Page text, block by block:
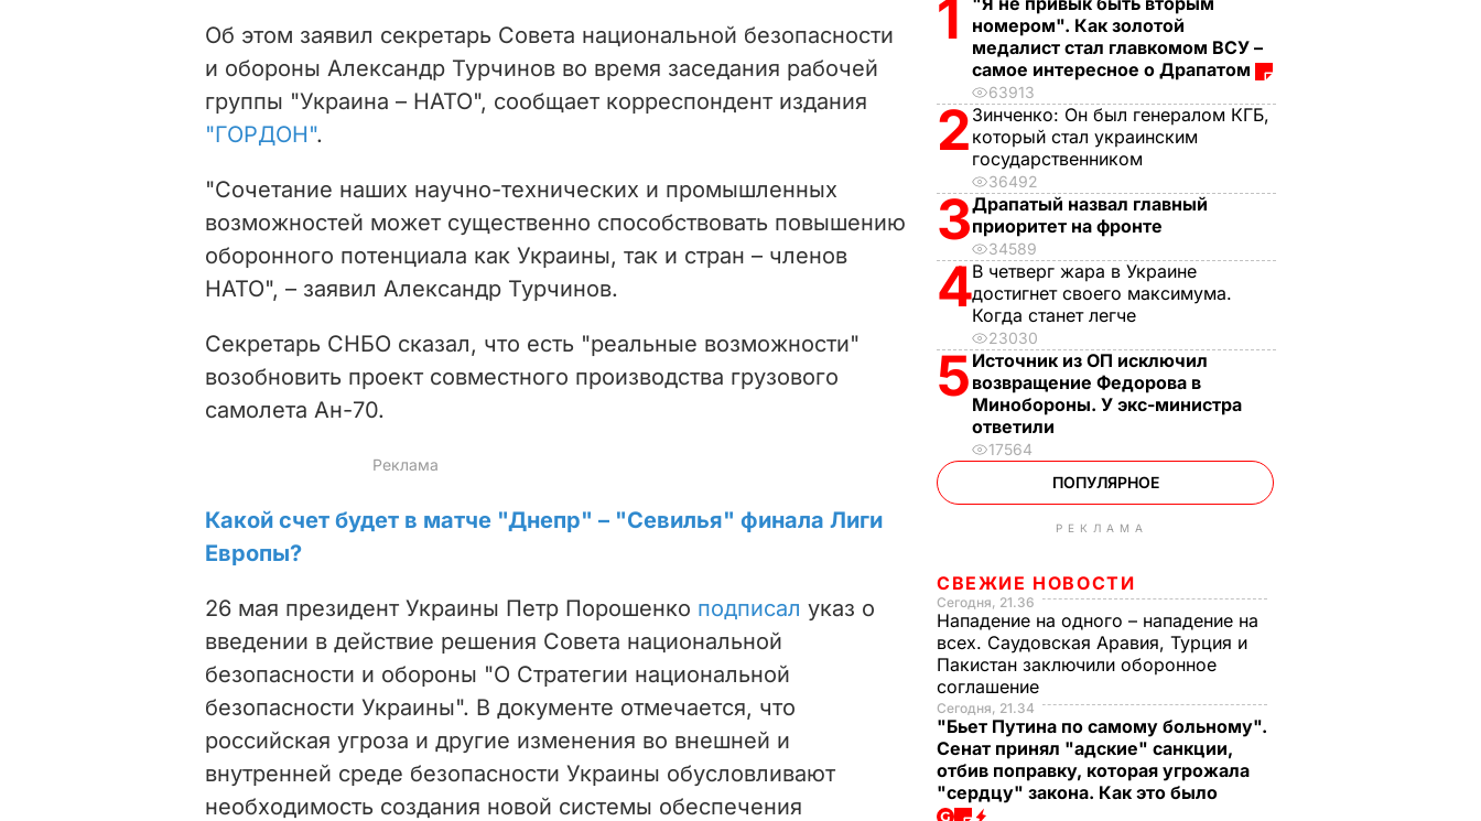
i
d
o
Об этом заявил секретарь Совета национальной безопасности
и обороны Александр Турчинов во время заседания рабочей
группы "Украина – НАТО", сообщает корреспондент издания
"ГОРДОН".
"Сочетание наших научно-технических и промышленных
возможностей может существенно способствовать повышению
оборонного потенциала как Украины, так и стран – членов
НАТО", – заявил Александр Турчинов.
Секретарь СНБО сказал, что есть "реальные возможности"
возобновить проект совместного производства грузового
самолета Ан-70.
Какой счет будет в матче "Днепр" – "Севилья" финала Лиги
Европы?
26 мая президент Украины Петр Порошенко подписал указ о
введении в действие решения Совета национальной
безопасности и обороны "О Стратегии национальной
безопасности Украины". В документе отмечается, что
российская угроза и другие изменения во внешней и
внутренней среде безопасности Украины обусловливают
необходимость создания новой системы обеспечения
1
номером". Как золотой
медалист стал главкомом ВСУ –
самое интересное о Драпатом
63913
2 Зинченко: Он был генералом КГБ,
который стал украинским
государственником
36492
3Драпатый назвал главный
приоритет на фронте
34589
4В четверг жара в Украине
достигнет своего максимума.
Когда станет легче
23030
5 Источник из ОП исключил
возвращение Федорова в
Минобороны. У экс-министра
ответили
17564
ПОПУЛЯРНОЕ
РЕКЛАМА
СВЕЖИЕ НОВОСТИ
Сегодня, 21.36
Нападение на одного – нападение на
всех. Саудовская Аравия, Турция и
Пакистан заключили оборонное
соглашение
Сегодня, 21.34
"Бьет Путина по самому больному".
Сенат принял "адские" санкции,
отбив поправку, которая угрожала
"сердцу" закона. Как это было